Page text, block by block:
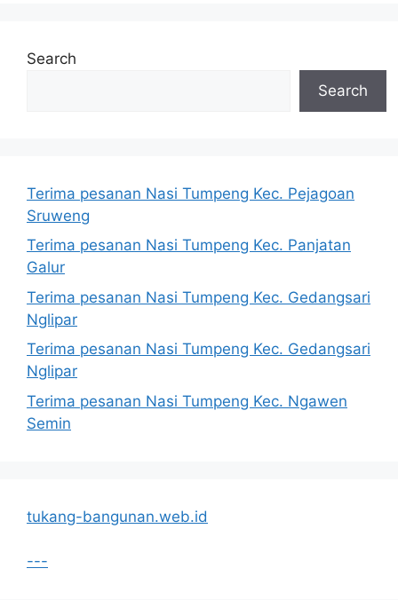
Search
Search
Terima pesanan Nasi Tumpeng Kec. Pejagoan
Sruweng
Terima pesanan Nasi Tumpeng Kec. Panjatan
Galur
Terima pesanan Nasi Tumpeng Kec. Gedangsari
Nglipar
Terima pesanan Nasi Tumpeng Kec. Gedangsari
Nglipar
Terima pesanan Nasi Tumpeng Kec. Ngawen
Semin
tukang-bangunan.web.id
---